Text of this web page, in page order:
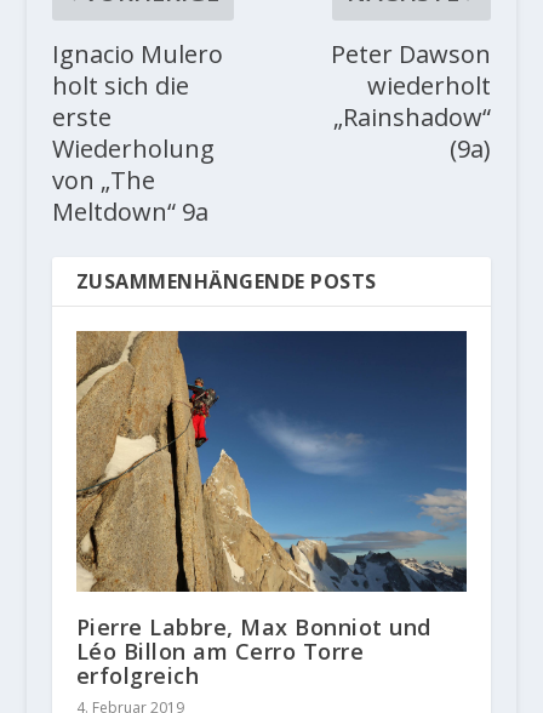
Ignacio Mulero
holt sich die
erste
Wiederholung
von „The
Meltdown“ 9a
Peter Dawson
wiederholt
„Rainshadow“
(9a)
ZUSAMMENHÄNGENDE POSTS
Pierre Labbre, Max Bonniot und
Léo Billon am Cerro Torre
erfolgreich
4. Februar 2019